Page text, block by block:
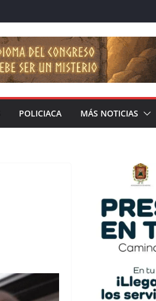
POLICIACA MÁS NOTICIAS